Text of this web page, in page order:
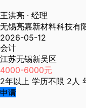
王洪亮 · 经理
无锡亮嘉新材料科技有
2026-05-12
会计
江苏无锡新吴区
4000-6000元
2年以上 学历不限 2人
申请